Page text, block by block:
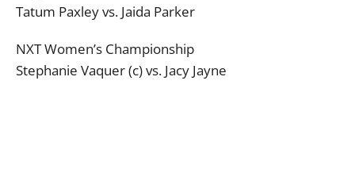
Tatum Paxley vs. Jaida Parker
NXT Women’s Championship
Stephanie Vaquer (c) vs. Jacy Jayne